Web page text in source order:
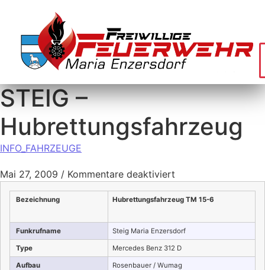
STEIG –
Hubrettungsfahrzeug
INFO_FAHRZEUGE
Mai 27, 2009 / Kommentare deaktiviert
Bezeichnung Hubrettungsfahrzeug TM 15-6
Funkrufname Steig Maria Enzersdorf
Type Mercedes Benz 312 D
Aufbau Rosenbauer / Wumag